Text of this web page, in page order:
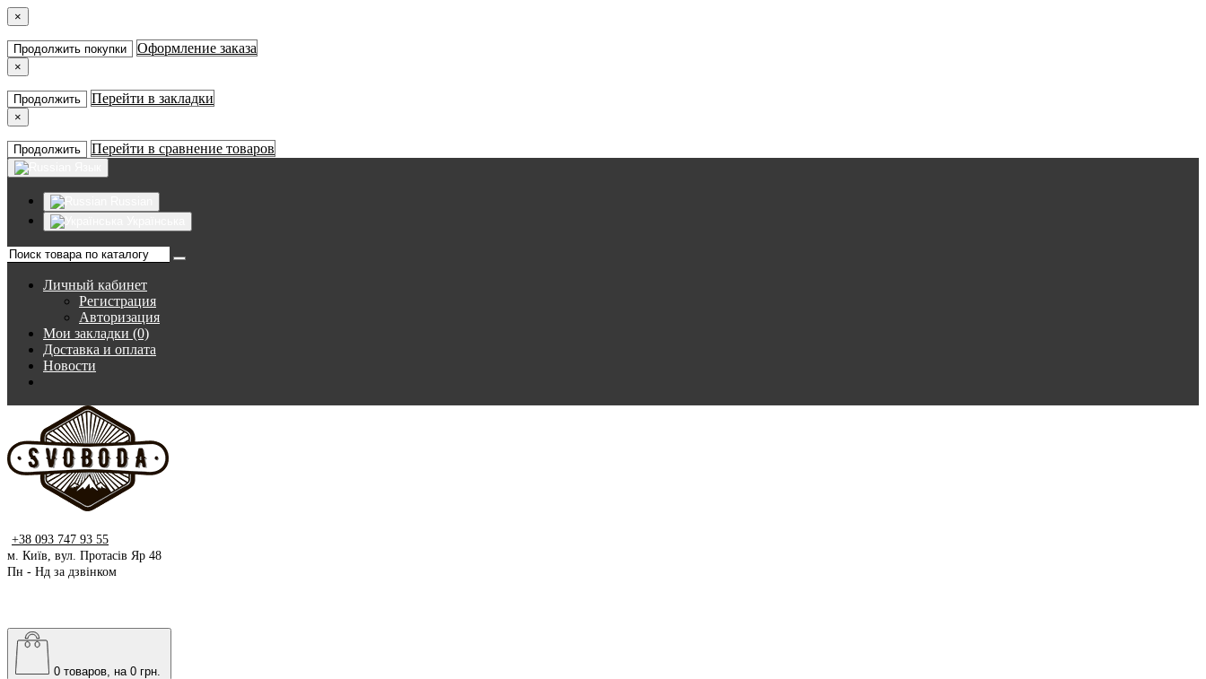
×
Продолжить покупки Оформление заказа
×
Продолжить Перейти в закладки
×
Продолжить Перейти в сравнение товаров
Личный кабинет
Регистрация
Авторизация
Мои закладки (0)
Доставка и оплата
Новости
+38 093 747 93 55
м. Київ, вул. Протасів Яр 48
Пн - Нд за дзвінком
0 товаров, на 0 грн.